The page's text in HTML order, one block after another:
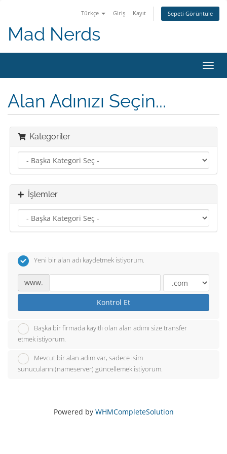
Türkçe Giriş Kayıt Sepeti Görüntüle
Mad Nerds
Alan Adınızı Seçin...
Kategoriler
İşlemler
Yeni bir alan adı kaydetmek istiyorum.
www.
Kontrol Et
Başka bir firmada kayıtlı olan alan adımı size transfer
etmek istiyorum.
Mevcut bir alan adım var, sadece isim
sunucularını(nameserver) güncellemek istiyorum.
Powered by WHMCompleteSolution